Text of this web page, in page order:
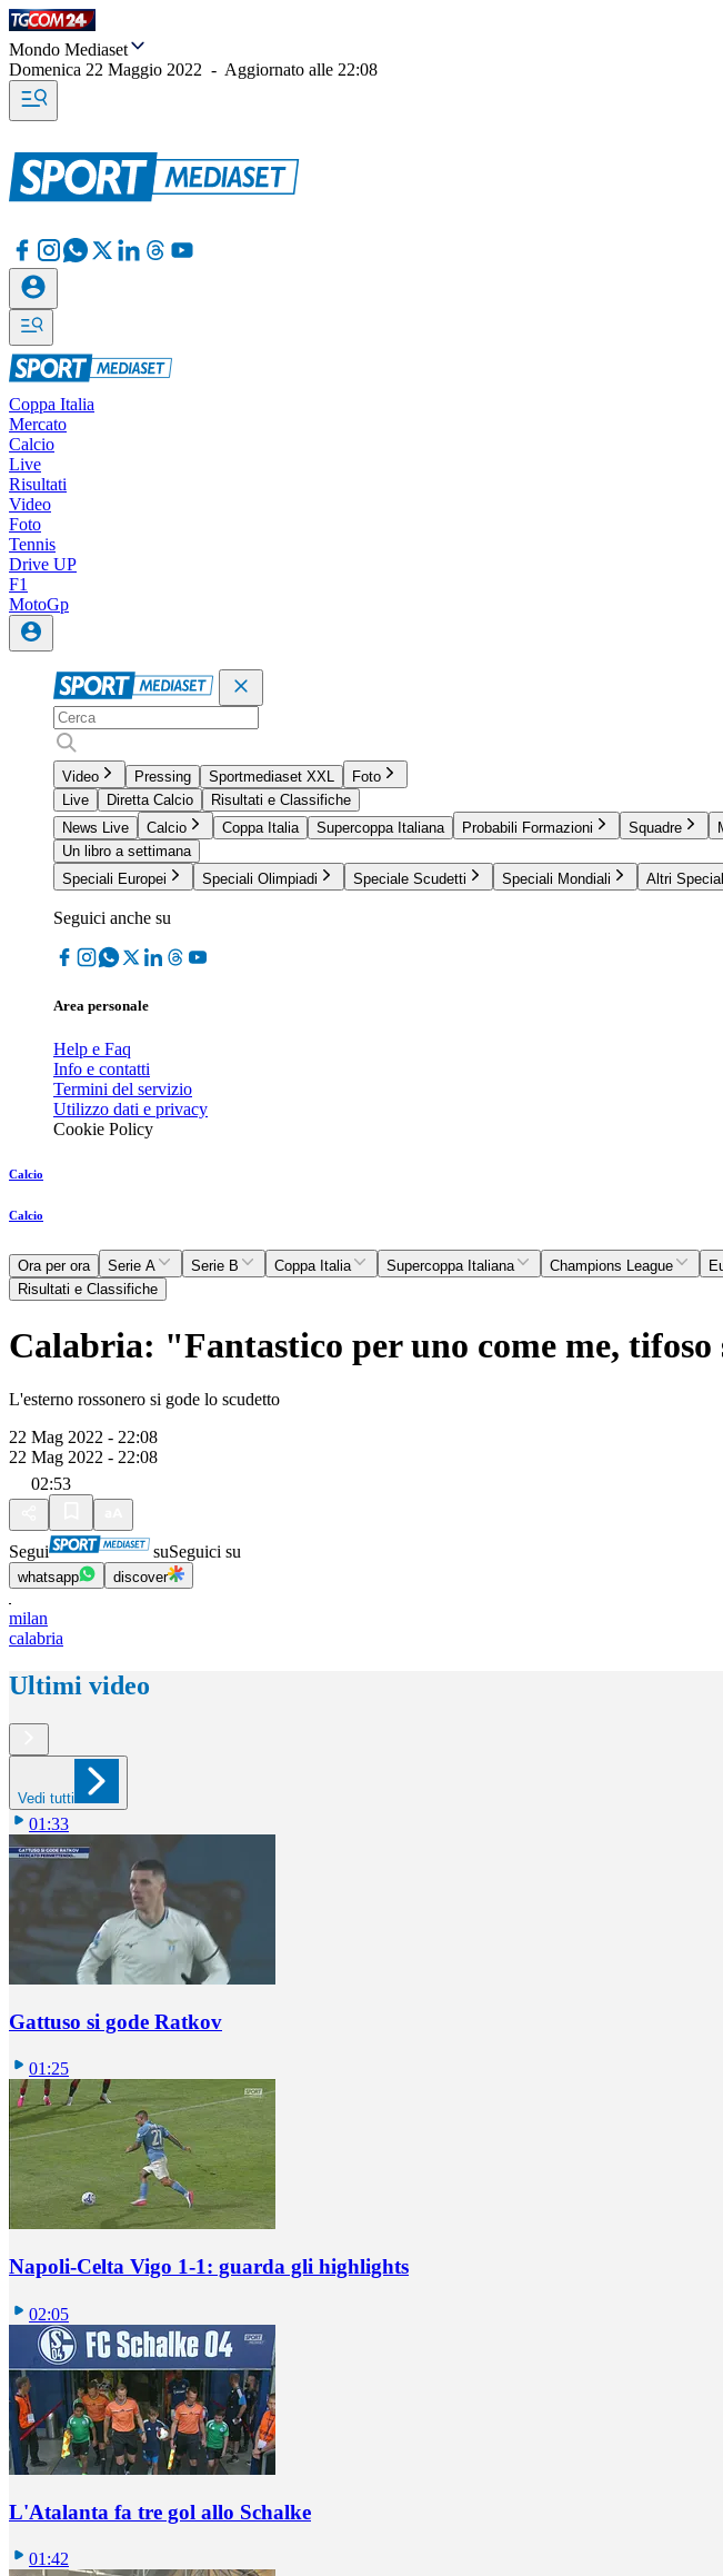
Mondo Mediaset
Domenica 22 Maggio 2022 - Aggiornato alle 22:08
Coppa Italia
Mercato
Calcio
Live
Risultati
Video
Foto
Tennis
Drive UP
F1
MotoGp
Video Pressing Sportmediaset XXL
Foto
Live
Diretta Calcio
Risultati e Classifiche
News Live
Calcio Coppa Italia Supercoppa Italiana Probabili Formazioni Squadre
Un libro a settimana
Speciali Europei
Speciali Olimpiadi Speciale Scudetti Speciali Mondiali Altri
Seguici anche su
Area personale
Help e Faq
Info e contatti
Termini del servizio
Utilizzo dati e privacy
Cookie Policy
Calcio
Calcio
Ora per ora Serie A Serie B Coppa Italia Supercoppa Italiana Champions League
Risultati e Classifiche
Calabria: "Fantastico per uno come me,
L'esterno rossonero si gode lo scudetto
22 Mag 2022 - 22:08
22 Mag 2022 - 22:08
02:53
Segui suSeguici su
whatsapp discover
milan
calabria
Ultimi video
Vedi tutti
01:33
Gattuso si gode Ratkov
01:25
Napoli-Celta Vigo 1-1: guarda gli highlights
02:05
L'Atalanta fa tre gol allo Schalke
01:42